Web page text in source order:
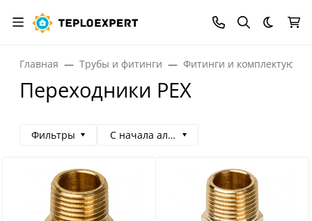
Темная
Главная Трубы и фитинги Фитинги и
Переходники PEX
Фильтры С начала алфавита